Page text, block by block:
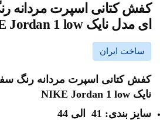
کفش کتانی اسپرت مردانه
ای مدل نایک NIKE Jordan 1 low کد 71725
ساخت ایران
کفش کتانی اسپرت مردانه رنگ
نایک NIKE Jordan 1 low
سایز بندی: 41 الی 44